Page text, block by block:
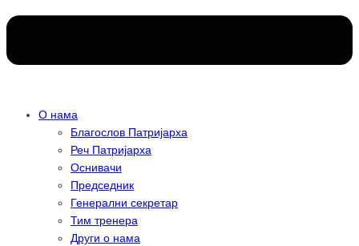
О нама
Благослов Патријарха
Реч Патријарха
Оснивачи
Председник
Генерални секретар
Тим тренера
Други о нама